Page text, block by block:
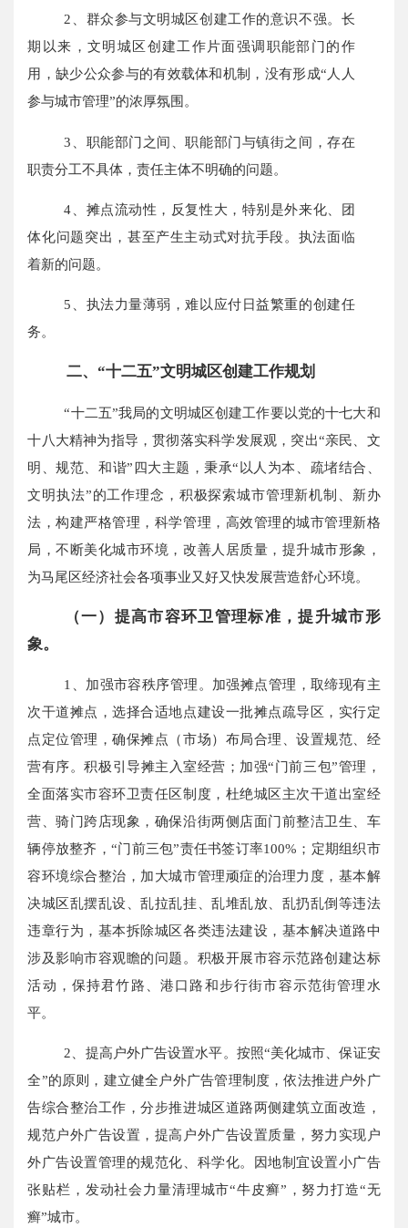
2、群众参与文明城区创建工作的意识不强。长
期以来，文明城区创建工作片面强调职能部门的作
用，缺少公众参与的有效载体和机制，没有形成“人人
参与城市管理”的浓厚氛围。
3、职能部门之间、职能部门与镇街之间，存在
职责分工不具体，责任主体不明确的问题。
4、摊点流动性，反复性大，特别是外来化、团
体化问题突出，甚至产生主动式对抗手段。执法面临
着新的问题。
5、执法力量薄弱，难以应付日益繁重的创建任
务。
二、“十二五”文明城区创建工作规划
“十二五”我局的文明城区创建工作要以党的十七大和
十八大精神为指导，贯彻落实科学发展观，突出“亲民、文
明、规范、和谐”四大主题，秉承“以人为本、疏堵结合、
文明执法”的工作理念，积极探索城市管理新机制、新办
法，构建严格管理，科学管理，高效管理的城市管理新格
局，不断美化城市环境，改善人居质量，提升城市形象，
为马尾区经济社会各项事业又好又快发展营造舒心环境。
（一）提高市容环卫管理标准，提升城市形
象。
1、加强市容秩序管理。加强摊点管理，取缔现有主
次干道摊点，选择合适地点建设一批摊点疏导区，实行定
点定位管理，确保摊点（市场）布局合理、设置规范、经
营有序。积极引导摊主入室经营；加强“门前三包”管理，
全面落实市容环卫责任区制度，杜绝城区主次干道出室经
营、骑门跨店现象，确保沿街两侧店面门前整洁卫生、车
辆停放整齐，“门前三包”责任书签订率100%；定期组织市
容环境综合整治，加大城市管理顽症的治理力度，基本解
决城区乱摆乱设、乱拉乱挂、乱堆乱放、乱扔乱倒等违法
违章行为，基本拆除城区各类违法建设，基本解决道路中
涉及影响市容观瞻的问题。积极开展市容示范路创建达标
活动，保持君竹路、港口路和步行街市容示范街管理水
平。
2、提高户外广告设置水平。按照“美化城市、保证安
全”的原则，建立健全户外广告管理制度，依法推进户外广
告综合整治工作，分步推进城区道路两侧建筑立面改造，
规范户外广告设置，提高户外广告设置质量，努力实现户
外广告设置管理的规范化、科学化。因地制宜设置小广告
张贴栏，发动社会力量清理城市“牛皮癣”，努力打造“无
癣”城市。